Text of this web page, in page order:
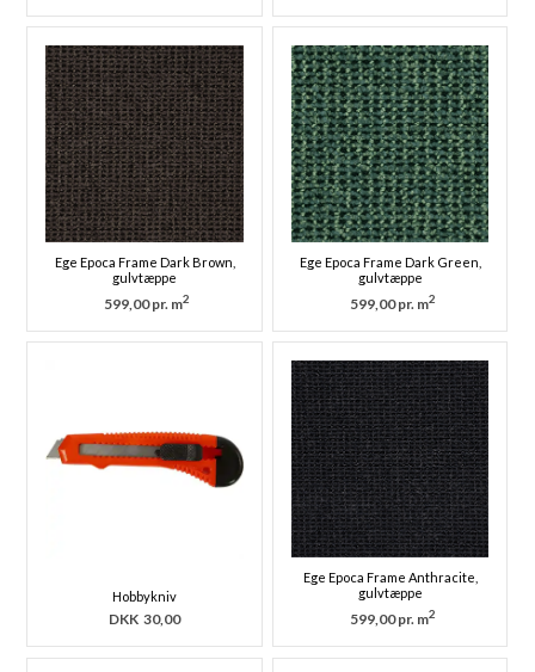
Ege Epoca Frame Dark Brown,
gulvtæppe
599,00 pr. m2
Ege Epoca Frame Dark Green,
gulvtæppe
599,00 pr. m2
Hobbykniv
DKK30,00
Ege Epoca Frame Anthracite,
gulvtæppe
599,00 pr. m2